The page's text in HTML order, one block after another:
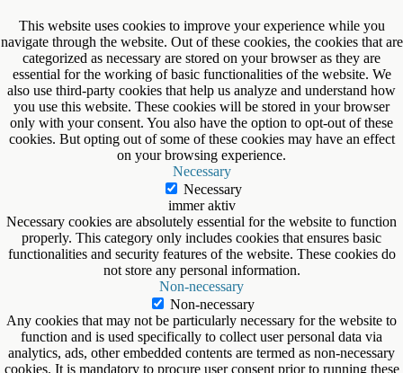
This website uses cookies to improve your experience while you
navigate through the website. Out of these cookies, the cookies that are
categorized as necessary are stored on your browser as they are
essential for the working of basic functionalities of the website. We
also use third-party cookies that help us analyze and understand how
you use this website. These cookies will be stored in your browser
only with your consent. You also have the option to opt-out of these
cookies. But opting out of some of these cookies may have an effect
on your browsing experience.
Necessary
Necessary
immer aktiv
Necessary cookies are absolutely essential for the website to function
properly. This category only includes cookies that ensures basic
functionalities and security features of the website. These cookies do
not store any personal information.
Non-necessary
Non-necessary
Any cookies that may not be particularly necessary for the website to
function and is used specifically to collect user personal data via
analytics, ads, other embedded contents are termed as non-necessary
cookies. It is mandatory to procure user consent prior to running these